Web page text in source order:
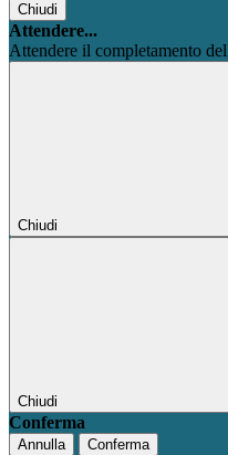
Chiudi
Attendere...
Attendere il completamento
Chiudi
Chiudi
Conferma
Annulla Conferma